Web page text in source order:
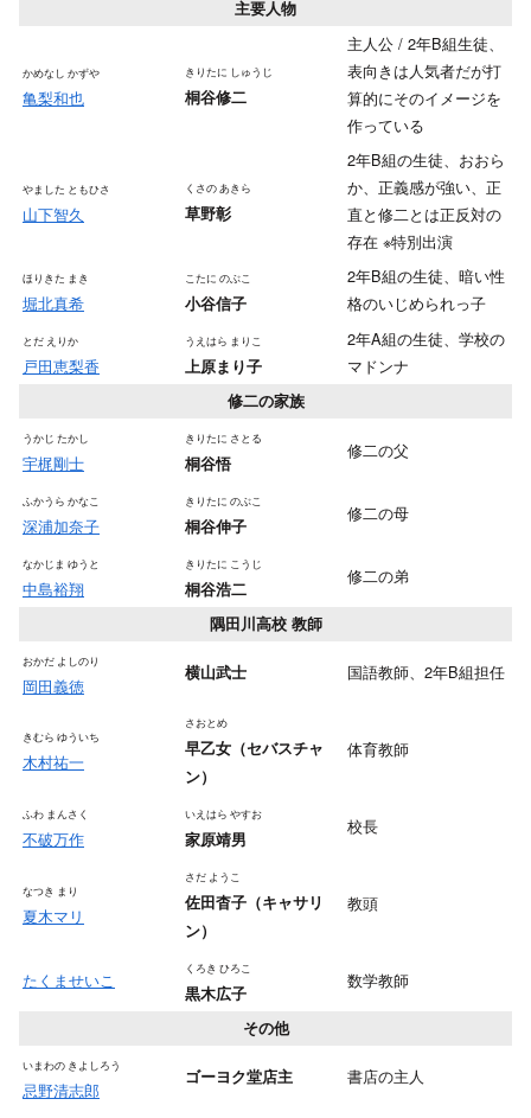
主要人物
かめなし かずや
亀梨和也
きりたに しゅうじ
桐谷修二
主人公 / 2年B組生徒、
表向きは人気者だが打
算的にそのイメージを
作っている
やました ともひさ
山下智久
くさの あきら
草野彰
2年B組の生徒、おおら
か、正義感が強い、正
直と修二とは正反対の
存在 ※特別出演
ほりきた まき
堀北真希
こたに のぶこ
小谷信子
2年B組の生徒、暗い性
格のいじめられっ子
とだ えりか
戸田恵梨香
うえはら まりこ
上原まり子
2年A組の生徒、学校の
マドンナ
修二の家族
うかじ たかし
宇梶剛士
きりたに さとる
桐谷悟
修二の父
ふかうら かなこ
深浦加奈子
きりたに のぶこ
桐谷伸子
修二の母
なかじま ゆうと
中島裕翔
きりたに こうじ
桐谷浩二
修二の弟
隅田川高校 教師
おかだ よしのり
岡田義徳
横山武士 国語教師、2年B組担任
きむら ゆういち
木村祐一
さおとめ
早乙女（セバスチャ
ン）
体育教師
ふわ まんさく
不破万作
いえはら やすお
家原靖男
校長
なつき まり
夏木マリ
さだ ようこ
佐田杳子（キャサリ
ン）
教頭
たくませいこ
くろき ひろこ
黒木広子
数学教師
その他
いまわの きよしろう
忌野清志郎
ゴーヨク堂店主 書店の主人